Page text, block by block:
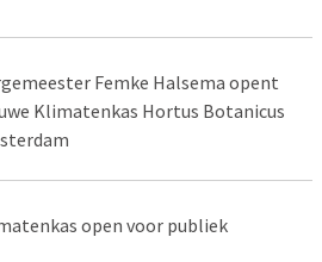
Femke Halsema opent
Klimatenkas Hortus Botanicus
open voor publiek